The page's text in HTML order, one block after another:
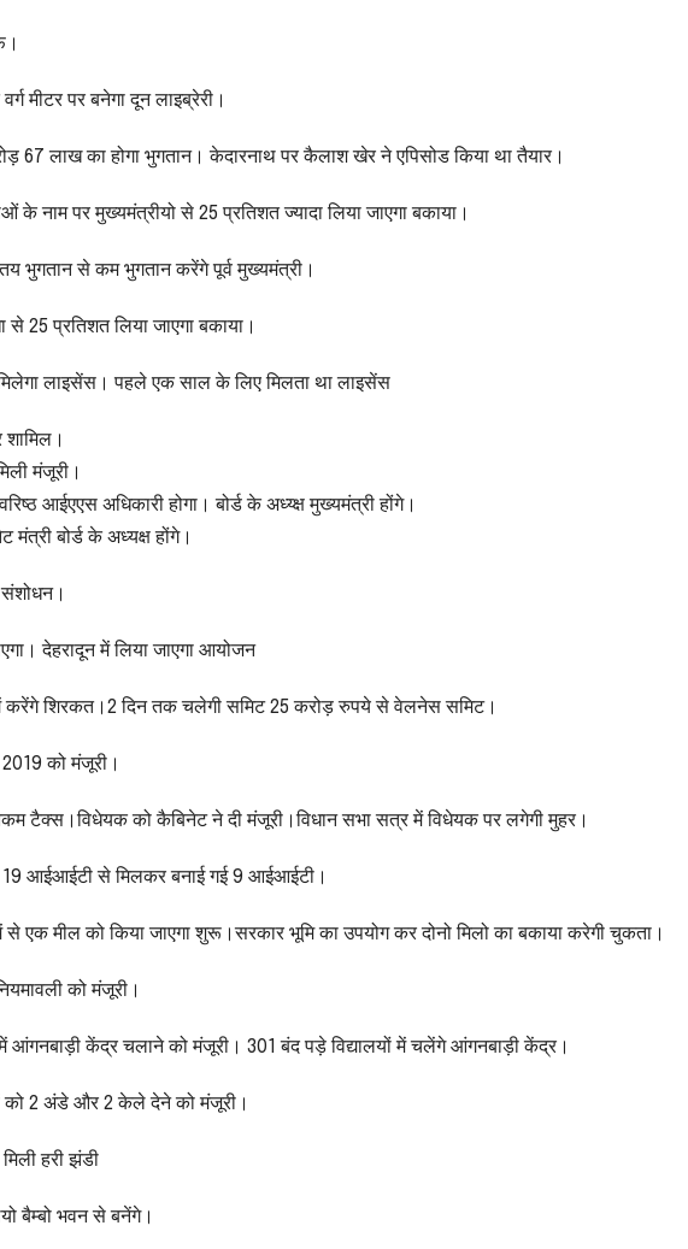
मीटर पर बनेगा दून लाइब्रेरी।
67 लाख का होगा भुगतान। केदारनाथ पर कैलाश खेर ने एपिसोड किया था तैयार।
के नाम पर मुख्यमंत्रीयो से 25 प्रतिशत ज्यादा लिया जाएगा बकाया।
भुगतान से कम भुगतान करेंगे पूर्व मुख्यमंत्री।
से 25 प्रतिशत लिया जाएगा बकाया।
लाइसेंस। पहले एक साल के लिए मिलता था लाइसेंस
शामिल।
मंजूरी।
आईएएस अधिकारी होगा। बोर्ड के अध्य्क्ष मुख्यमंत्री होंगे।
मंत्री बोर्ड के अध्यक्ष होंगे।
संशोधन।
देहरादून में लिया जाएगा आयोजन
में करेंगे शिरकत।2 दिन तक चलेगी समिट 25 करोड़ रुपये से वेलनेस समिट।
को मंजूरी।
टैक्स।विधेयक को कैबिनेट ने दी मंजूरी।विधान सभा सत्र में विधेयक पर लगेगी मुहर।
आईआईटी से मिलकर बनाई गई 9 आईआईटी।
एक मील को किया जाएगा शुरू।सरकार भूमि का उपयोग कर दोनो मिलो का बकाया करेगी चुकता।
को मंजूरी।
आंगनबाड़ी केंद्र चलाने को मंजूरी। 301 बंद पड़े विद्यालयों में चलेंगे आंगनबाड़ी केंद्र।
को 2 अंडे और 2 केले देने को मंजूरी।
हरी झंडी
बैम्बो भवन से बनेंगे।